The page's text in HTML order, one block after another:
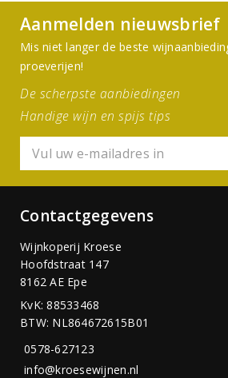
Aanmelden nieuwsbrief
Mis niet langer de beste
proeverijen!
De scherpste aanbiedingen
Handige wijn en spijs tips
Contactgegevens
Wijnkoperij Kroese
Hoofdstraat 147
8162 AE Epe
KvK: 88533468
BTW: NL864672615B01
0578-627123
info@kroesewijnen.nl